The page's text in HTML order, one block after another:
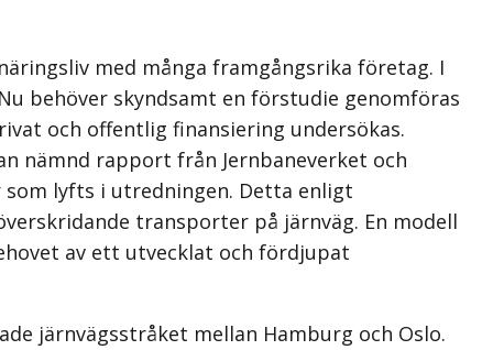
med många framgångsrika företag. I
behöver skyndsamt en förstudie genomföras
och offentlig finan­siering undersökas.
nämnd rapport från Jernbaneverket och
lyfts i utredningen. Detta enligt
transporter på järnväg. En modell
av ett utvecklat och fördjupat
järnvägsstråket mellan Hamburg och Oslo.